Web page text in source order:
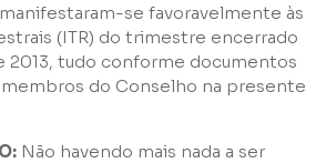
se favoravelmente às
(ITR) do trimestre encerrado
2013, tudo conforme documentos
do Conselho na presente
Não havendo mais nada a ser